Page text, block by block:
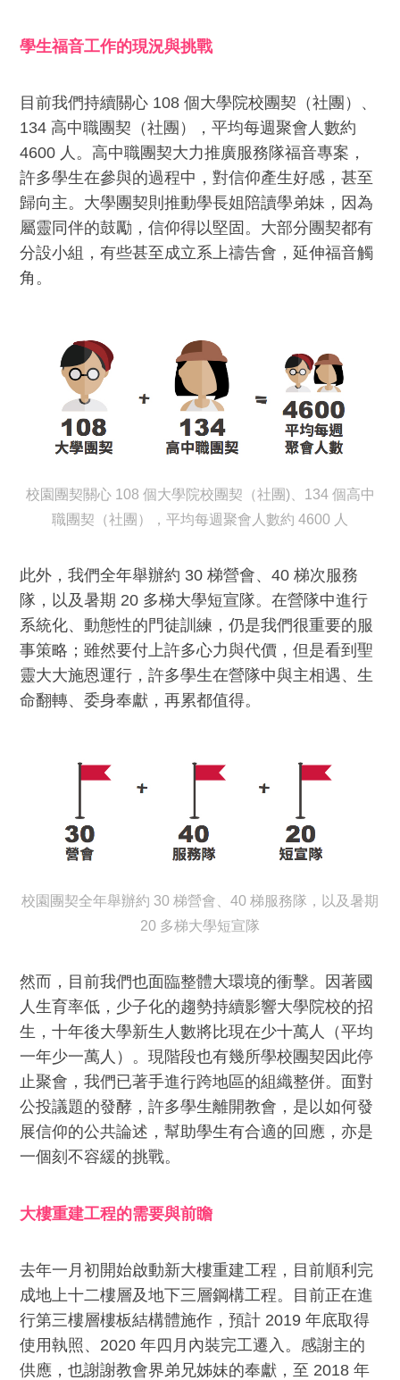
學生福音工作的現況與挑戰
目前我們持續關心 108 個大學院校團契（社團）、
134 高中職團契（社團），平均每週聚會人數約
4600 人。高中職團契大力推廣服務隊福音專案，
許多學生在參與的過程中，對信仰產生好感，甚至
歸向主。大學團契則推動學長姐陪讀學弟妹，因為
屬靈同伴的鼓勵，信仰得以堅固。大部分團契都有
分設小組，有些甚至成立系上禱告會，延伸福音觸
角。
校園團契關心 108 個大學院校團契（社團)、134 個高中
職團契（社團），平均每週聚會人數約 4600 人
此外，我們全年舉辦約 30 梯營會、40 梯次服務
隊，以及暑期 20 多梯大學短宣隊。在營隊中進行
系統化、動態性的門徒訓練，仍是我們很重要的服
事策略；雖然要付上許多心力與代價，但是看到聖
靈大大施恩運行，許多學生在營隊中與主相遇、生
命翻轉、委身奉獻，再累都值得。
校園團契全年舉辦約 30 梯營會、40 梯服務隊，以及暑期
20 多梯大學短宣隊
然而，目前我們也面臨整體大環境的衝擊。因著國
人生育率低，少子化的趨勢持續影響大學院校的招
生，十年後大學新生人數將比現在少十萬人（平均
一年少一萬人）。現階段也有幾所學校團契因此停
止聚會，我們已著手進行跨地區的組織整併。面對
公投議題的發酵，許多學生離開教會，是以如何發
展信仰的公共論述，幫助學生有合適的回應，亦是
一個刻不容緩的挑戰。
大樓重建工程的需要與前瞻
去年一月初開始啟動新大樓重建工程，目前順利完
成地上十二樓層及地下三層鋼構工程。目前正在進
行第三樓層樓板結構體施作，預計 2019 年底取得
使用執照、2020 年四月內裝完工遷入。感謝主的
供應，也謝謝教會界弟兄姊妹的奉獻，至 2018 年